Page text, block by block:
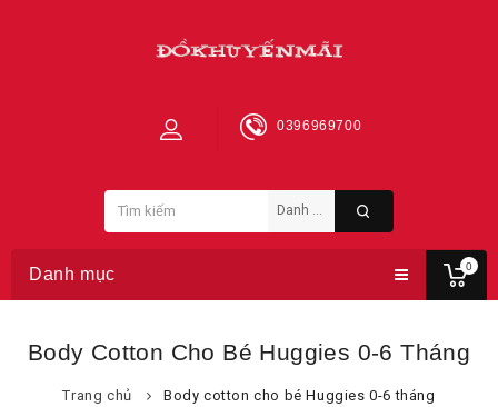
0
0396969700
Danh mục
Body Cotton Cho Bé Huggies 0-6 Tháng
Trang chủ Body cotton cho bé Huggies 0-6 tháng